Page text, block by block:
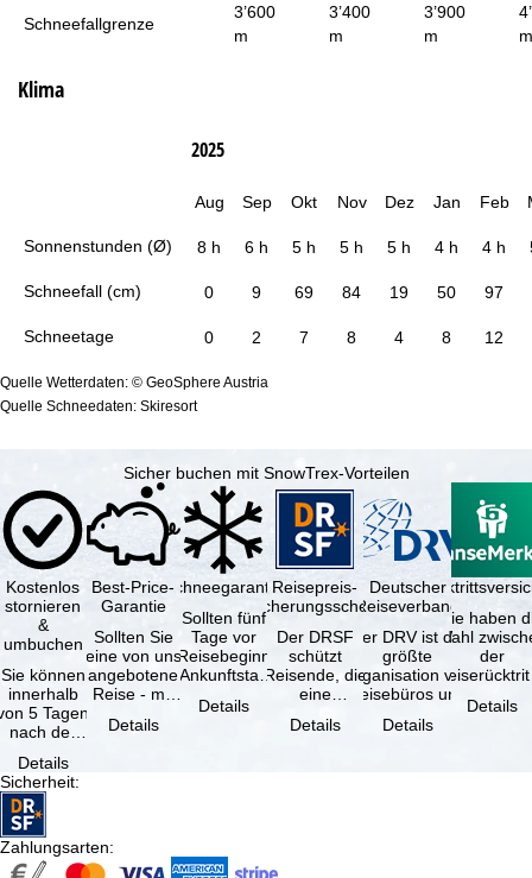
Schneefallgrenze
3’600
m
3’400
m
3’900
m
m
Klima
Sonnenstunden (Ø)
Schneefall (cm)
Schneetage
2025
Aug Sep Okt Nov Dez Jan Feb
8 h 6 h 5 h 5 h 5 h 4 h 4 h
0 9 69 84 19 50 97
0 2 7 8 4 8 12
Quelle Wetterdaten: © GeoSphere Austria
Quelle Schneedaten: Skiresort
Sicher buchen mit SnowTrex-Vorteilen
Kostenlos
stornieren
&
umbuchen
Sie können
innerhalb
5 Tagen
nach der
kostenfrei
…
Details
Best-Price-
Garantie
Sollten Sie
eine von uns
angebotene
Reise - mit
Leistung und
Details
Schneegarantie
Sollten fünf
Tage vor
Reisebeginn
(Ankunftstag)
Schneemangel
Details
Reisepreis-
Sicherungsschein
Der DRSF
schützt
Reisende, die
eine
oder
Details
Deutscher
Reiseverband
Der DRV ist die
größte
Organisation von
Reisebüros und
Reiseveranstaltern
in …
Details
Sie haben
Wahl
der
(inklusive
Details
Sicherheit:
Zahlungsarten: